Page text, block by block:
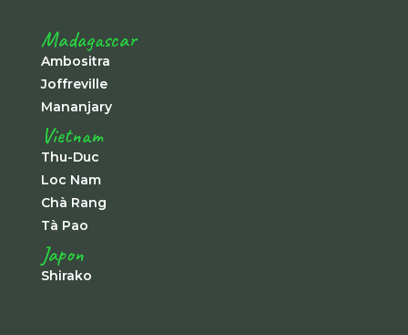
Madagascar
Ambositra
Joffreville
Mananjary
Vietnam
Thu-Duc
Loc Nam
Chà Rang
Tà Pao
Japon
Shirako